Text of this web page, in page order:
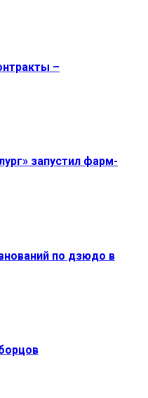
–
запустил фарм-
по дзюдо в